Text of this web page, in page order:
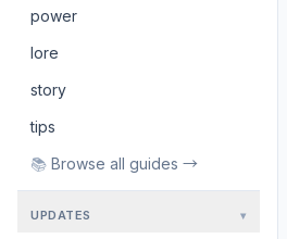
power
lore
story
tips
📚 Browse all guides →
UPDATES ▾